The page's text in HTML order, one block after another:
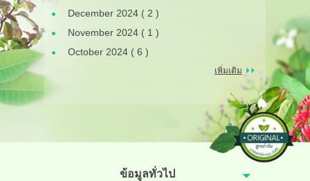
December 2024 ( 2 )
November 2024 ( 1 )
October 2024 ( 6 )
เพิ่มเติม
ข้อมูลทั่วไป